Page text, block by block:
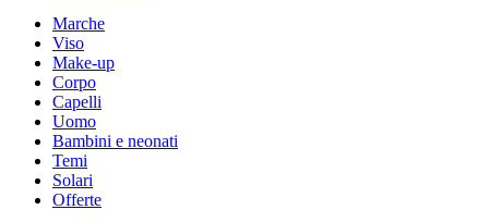
Marche
Viso
Make-up
Corpo
Capelli
Uomo
Bambini e neonati
Temi
Solari
Offerte